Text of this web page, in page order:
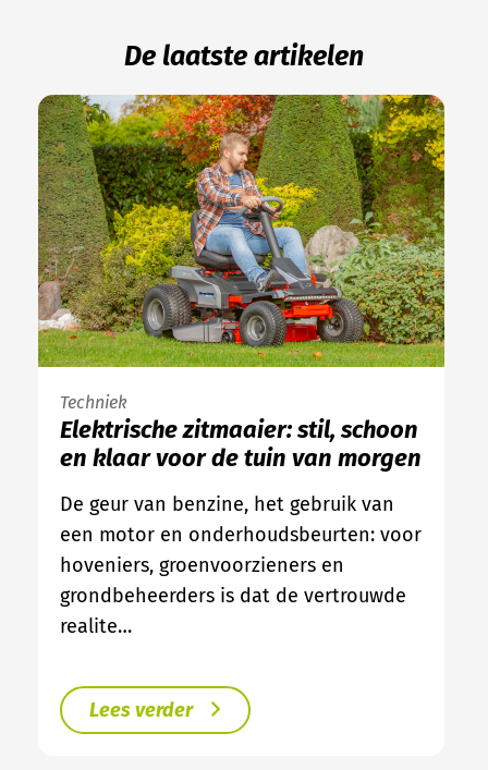
De laatste artikelen
Techniek
Elektrische zitmaaier: stil, schoon
en klaar voor de tuin van morgen
De geur van benzine, het gebruik van
een motor en onderhoudsbeurten: voor
hoveniers, groenvoorzieners en
grondbeheerders is dat de vertrouwde
realite…
Lees verder